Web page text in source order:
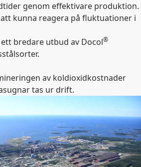
genom effektivare produktion.
kunna reagera på fluktuationer i
bredare utbud av Docol®
av koldioxidkostnader
tas ur drift.